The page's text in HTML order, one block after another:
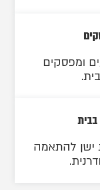
ומפסקים
ישן להתאמה